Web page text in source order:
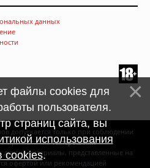
данных
допускается только при соблюдении
и при наличиигиперссылки
материалы, представленные на
офертой или рекомендацией
файлы cookies для
пользователя.
страниц сайта, вы
использования
cookies.